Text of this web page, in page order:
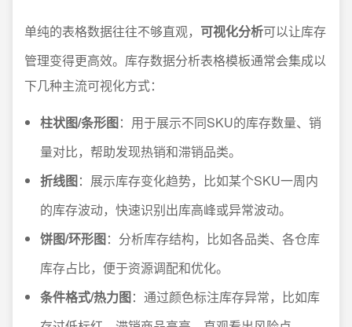
单纯的表格数据往往不够直观， 可视化分析可以让库存
管理变得更高效。库存数据分析表格模板通常会集成以
下几种主流可视化方式：
柱状图/条形图：用于展示不同SKU的库存数量、销
量对比，帮助发现热销和滞销品类。
折线图：展示库存变化趋势，比如某个SKU一周内
的库存波动，快速识别出库高峰或异常波动。
饼图/环形图：分析库存结构，比如各品类、各仓库
库存占比，便于资源调配和优化。
条件格式/热力图：通过颜色标注库存异常，比如库